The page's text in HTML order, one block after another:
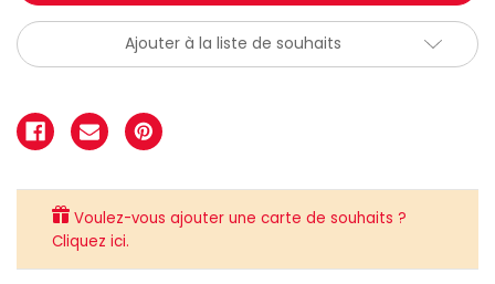
Ajouter à la liste de souhaits
Voulez-vous ajouter une carte de souhaits ?
Cliquez ici.